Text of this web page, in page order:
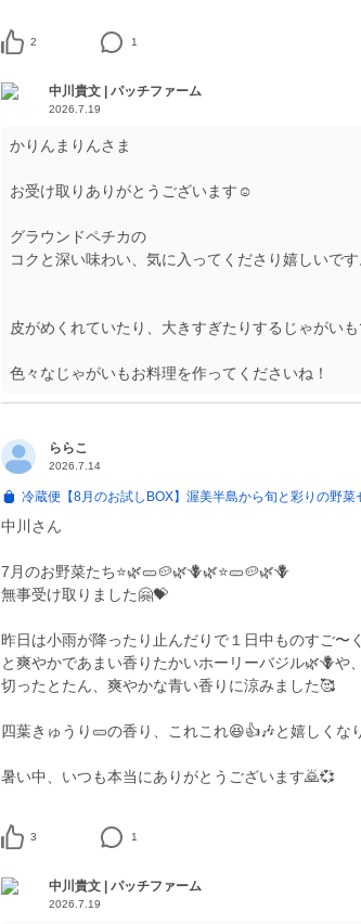
2 1
中川貴文 | パッチファーム
2026.7.19
かりんまりんさま
お受け取りありがとうございます☺️
グラウンドペチカの
コクと深い味わい、気に入ってくださり嬉しいです
皮がめくれていたり、大きすぎたりするじゃがい
色々なじゃがいもお料理を作ってくださいね！
ららこ
2026.7.14
冷蔵便【8月のお試しBOX】渥美半島から旬と彩りの野菜
中川さん
7月のお野菜たち⭐️🌿🥒🥔🌿🪻🌿⭐️🥒🥔🌿🪻
無事受け取りました🤗💝
昨日は小雨が降ったり止んだりで１日中ものすご〜
と爽やかであまい香りたかいホーリーバジル🌿🪻や
切ったとたん、爽やかな青い香りに涼みました🥰
四葉きゅうり🥒の香り、これこれ😆👍🎶と嬉しくな
暑い中、いつも本当にありがとうございます🙇💞
3 1
中川貴文 | パッチファーム
2026.7.19